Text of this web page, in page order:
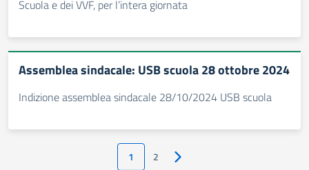
Scuola e dei VVF, per l’intera giornata
Assemblea sindacale: USB scuola 28 ottobre 2024
Indizione assemblea sindacale 28/10/2024 USB scuola
1 2 Pagina successiva